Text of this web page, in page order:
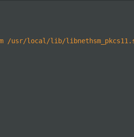
/usr/local/lib/